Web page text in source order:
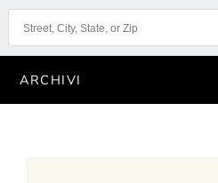
ARCHIVI